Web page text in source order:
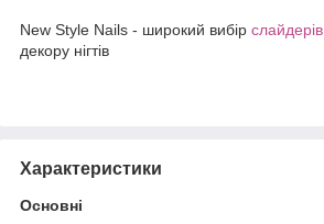
New Style Nails - широкий вибір слайдерів
декору нігтів
Характеристики
Основні